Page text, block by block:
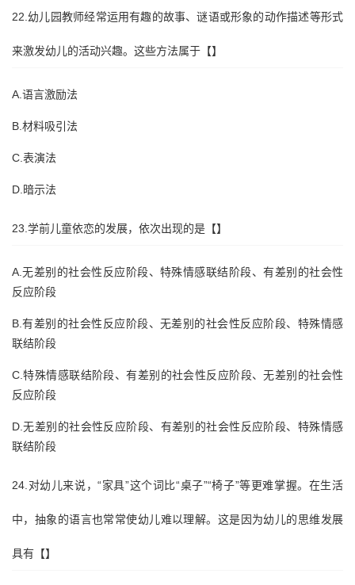
22.幼儿园教师经常运用有趣的故事、谜语或形象的动作描述等形式
来激发幼儿的活动兴趣。这些方法属于【】
A.语言激励法
B.材料吸引法
C.表演法
D.暗示法
23.学前儿童依恋的发展，依次出现的是【】
A.无差别的社会性反应阶段、特殊情感联结阶段、有差别的社会性
反应阶段
B.有差别的社会性反应阶段、无差别的社会性反应阶段、特殊情感
联结阶段
C.特殊情感联结阶段、有差别的社会性反应阶段、无差别的社会性
反应阶段
D.无差别的社会性反应阶段、有差别的社会性反应阶段、特殊情感
联结阶段
24.对幼儿来说，“家具”这个词比“桌子”“椅子”等更难掌握。在生活
中，抽象的语言也常常使幼儿难以理解。这是因为幼儿的思维发展
具有【】